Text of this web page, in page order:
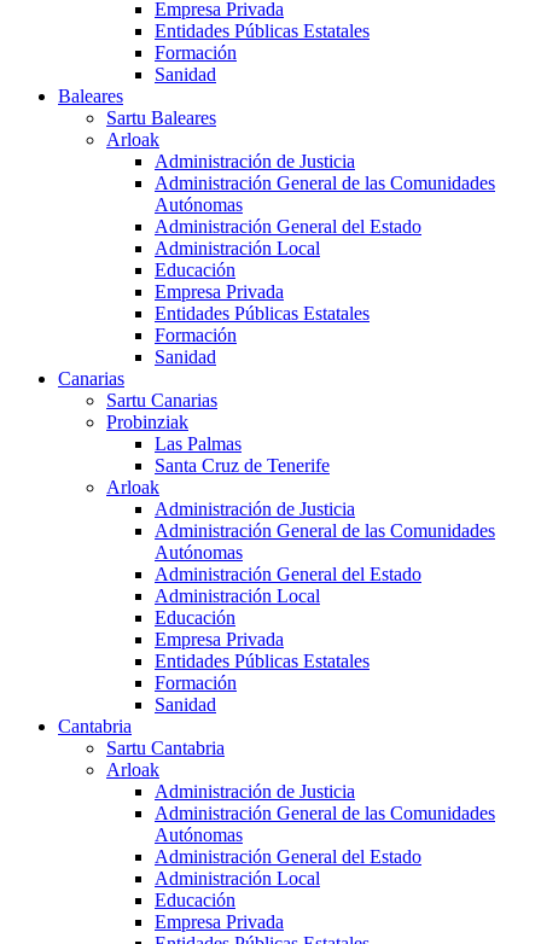
Empresa Privada
Entidades Públicas Estatales
Formación
Sanidad
Baleares
Sartu Baleares
Arloak
Administración de Justicia
Administración General de las Comunidades
Autónomas
Administración General del Estado
Administración Local
Educación
Empresa Privada
Entidades Públicas Estatales
Formación
Sanidad
Canarias
Sartu Canarias
Probinziak
Las Palmas
Santa Cruz de Tenerife
Arloak
Administración de Justicia
Administración General de las Comunidades
Autónomas
Administración General del Estado
Administración Local
Educación
Empresa Privada
Entidades Públicas Estatales
Formación
Sanidad
Cantabria
Sartu Cantabria
Arloak
Administración de Justicia
Administración General de las Comunidades
Autónomas
Administración General del Estado
Administración Local
Educación
Empresa Privada